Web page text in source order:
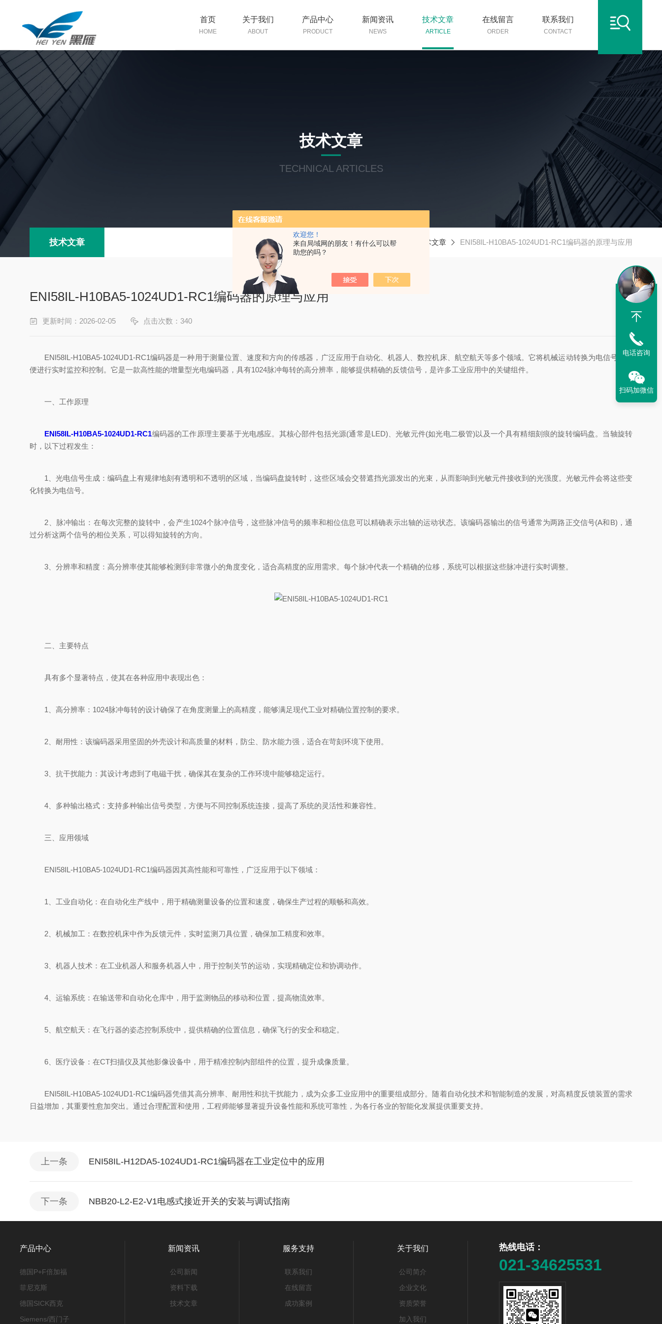
欢迎您！
来自局域网的朋友！有什么可以帮
助您的吗？
首页
HOME
关于我们
ABOUT
产品中心
PRODUCT
新闻资讯
NEWS
技术文章
ARTICLE
在线留言
ORDER
联系我们
CONTACT
技术文章
TECHNICAL ARTICLES
技术文章 当前位置：首页 技术文章 ENI58IL-H10BA5-1024UD1-RC1编码器的原理与应用
ENI58IL-H10BA5-1024UD1-RC1编码器的原理与应用
更新时间：2026-02-05 点击次数：340
ENI58IL-H10BA5-1024UD1-RC1编码器是一种用于测量位置、速度和方向的传感器，广泛应用于自动化、机器人、数控机床、航空航天等多个领域。它将机械运动转换为电信号，以
便进行实时监控和控制。它是一款高性能的增量型光电编码器，具有1024脉冲每转的高分辨率，能够提供精确的反馈信号，是许多工业应用中的关键组件。
一、工作原理
ENI58IL-H10BA5-1024UD1-RC1编码器的工作原理主要基于光电感应。其核心部件包括光源(通常是LED)、光敏元件(如光电二极管)以及一个具有精细刻痕的旋转编码盘。当轴旋转
时，以下过程发生：
1、光电信号生成：编码盘上有规律地刻有透明和不透明的区域，当编码盘旋转时，这些区域会交替遮挡光源发出的光束，从而影响到光敏元件接收到的光强度。光敏元件会将这些变
化转换为电信号。
2、脉冲输出：在每次完整的旋转中，会产生1024个脉冲信号，这些脉冲信号的频率和相位信息可以精确表示出轴的运动状态。该编码器输出的信号通常为两路正交信号(A和B)，通
过分析这两个信号的相位关系，可以得知旋转的方向。
3、分辨率和精度：高分辨率使其能够检测到非常微小的角度变化，适合高精度的应用需求。每个脉冲代表一个精确的位移，系统可以根据这些脉冲进行实时调整。
二、主要特点
具有多个显著特点，使其在各种应用中表现出色：
1、高分辨率：1024脉冲每转的设计确保了在角度测量上的高精度，能够满足现代工业对精确位置控制的要求。
2、耐用性：该编码器采用坚固的外壳设计和高质量的材料，防尘、防水能力强，适合在苛刻环境下使用。
3、抗干扰能力：其设计考虑到了电磁干扰，确保其在复杂的工作环境中能够稳定运行。
4、多种输出格式：支持多种输出信号类型，方便与不同控制系统连接，提高了系统的灵活性和兼容性。
三、应用领域
ENI58IL-H10BA5-1024UD1-RC1编码器因其高性能和可靠性，广泛应用于以下领域：
1、工业自动化：在自动化生产线中，用于精确测量设备的位置和速度，确保生产过程的顺畅和高效。
2、机械加工：在数控机床中作为反馈元件，实时监测刀具位置，确保加工精度和效率。
3、机器人技术：在工业机器人和服务机器人中，用于控制关节的运动，实现精确定位和协调动作。
4、运输系统：在输送带和自动化仓库中，用于监测物品的移动和位置，提高物流效率。
5、航空航天：在飞行器的姿态控制系统中，提供精确的位置信息，确保飞行的安全和稳定。
6、医疗设备：在CT扫描仪及其他影像设备中，用于精准控制内部组件的位置，提升成像质量。
ENI58IL-H10BA5-1024UD1-RC1编码器凭借其高分辨率、耐用性和抗干扰能力，成为众多工业应用中的重要组成部分。随着自动化技术和智能制造的发展，对高精度反馈装置的需求
日益增加，其重要性愈加突出。通过合理配置和使用，工程师能够显著提升设备性能和系统可靠性，为各行各业的智能化发展提供重要支持。
上一条 ENI58IL-H12DA5-1024UD1-RC1编码器在工业定位中的应用
下一条 NBB20-L2-E2-V1电感式接近开关的安装与调试指南
热线电话：
021-34625531
产品中心
德国P+F倍加福
菲尼克斯
德国SICK西克
Siemens/西门子
新闻资讯
公司新闻
资料下载
技术文章
服务支持
联系我们
在线留言
成功案例
关于我们
公司简介
企业文化
资质荣誉
加入我们
电话咨询
扫码加微信